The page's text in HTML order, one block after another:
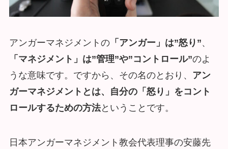
アンガーマネジメントの「アンガー」は”怒り”、
「マネジメント」は”管理”や”コントロール”のよ
うな意味です。ですから、その名のとおり、 アン
ガーマネジメントとは、自分の「怒り」をコント
ロールするための方法ということです。
日本アンガーマネジメント教会代表理事の安藤先